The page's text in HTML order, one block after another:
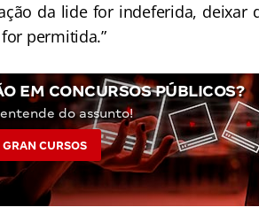
da lide for indeferida, deixar
permitida.”
EM CONCURSOS PÚBLICOS?
do assunto!
CURSOS